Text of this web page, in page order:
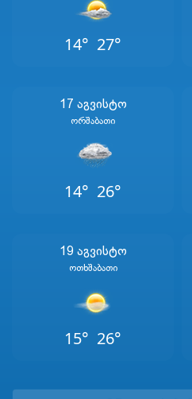
14° 27°
17 Აგვისტო
Ორშაბათი
14° 26°
19 Აგვისტო
Ოთხშაბათი
15° 26°